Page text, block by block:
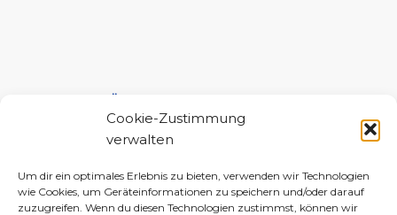
Cookie-Zustimmung
verwalten
Um dir ein optimales Erlebnis zu bieten, verwenden wir Technologien
wie Cookies, um Geräteinformationen zu speichern und/oder darauf
zuzugreifen. Wenn du diesen Technologien zustimmst, können wir